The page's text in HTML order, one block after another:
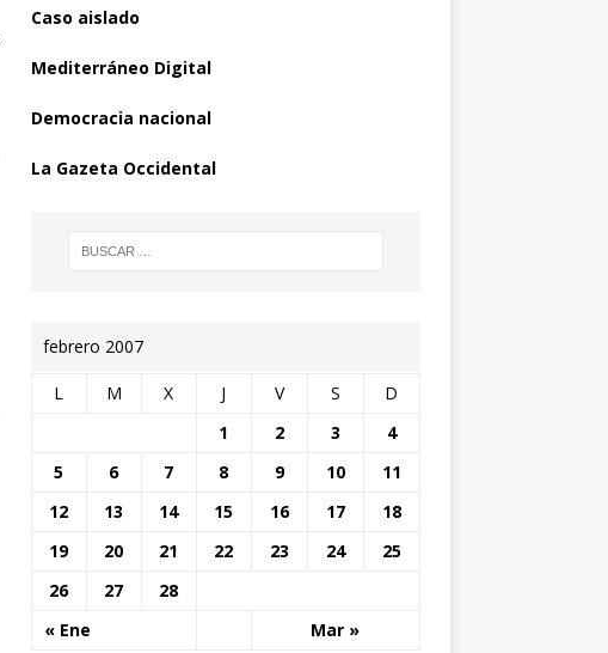
Caso aislado
Mediterráneo Digital
Democracia nacional
La Gazeta Occidental
febrero 2007
L M X J V S D
« Ene Mar »
1 2 3
4
5
6 7 8 9 10
11
12
13 14 15 16 17
18
19
20 21 22 23 24
25
26
27 28